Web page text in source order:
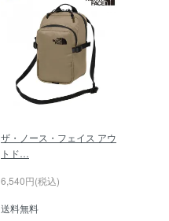
ザ・ノース・フェイス アウ
トド…
6,540円(税込)
送料無料